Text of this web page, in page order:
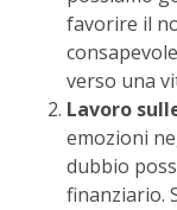
favorire il
verso una
Lavoro
emozioni
dubbio
finanziario.